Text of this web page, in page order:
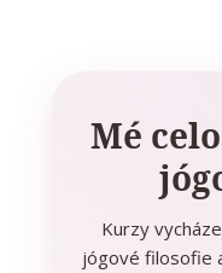
Mé
Kurzy
jógové filosofie